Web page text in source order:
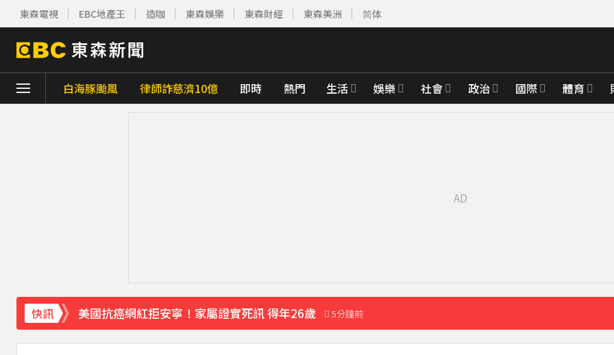
東森電視 EBC地產王 造咖 東森娛樂 東森財經 東森美洲 简体
白海豚颱風 律師詐慈濟10億 即時 熱門 生活 娛樂 社會 政治 國際 體育
快訊
美國抗癌網紅拒安寧！家屬證實死訊 得年26歲
5分鐘前
寬魚營收衰退 「點名王心凌、楊丞琳」網笑翻：太誠實 39分鐘前